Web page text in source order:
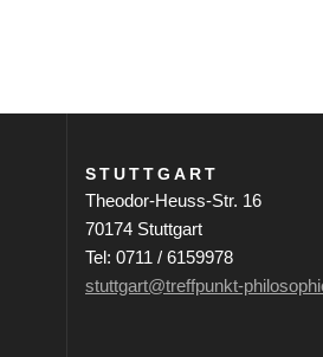
STUTTGART
Theodor-Heuss-Str. 16
70174 Stuttgart
Tel: 0711 / 6159978
stuttgart@treffpunkt-